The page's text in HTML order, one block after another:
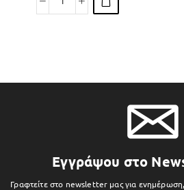
Εγγράψου στο
Γραφτείτε στο newsletter μας για ενημέρωση,